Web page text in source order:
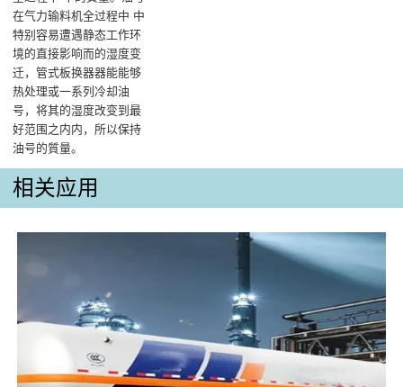
在气力输料机全过程中 中
特别容易遭遇静态工作环
境的直接影响而的湿度变
迁，管式板换器器能能够
热处理或一系列冷却油
号，将其的湿度改变到最
好范围之内内，所以保持
油号的質量‌。
相关应用